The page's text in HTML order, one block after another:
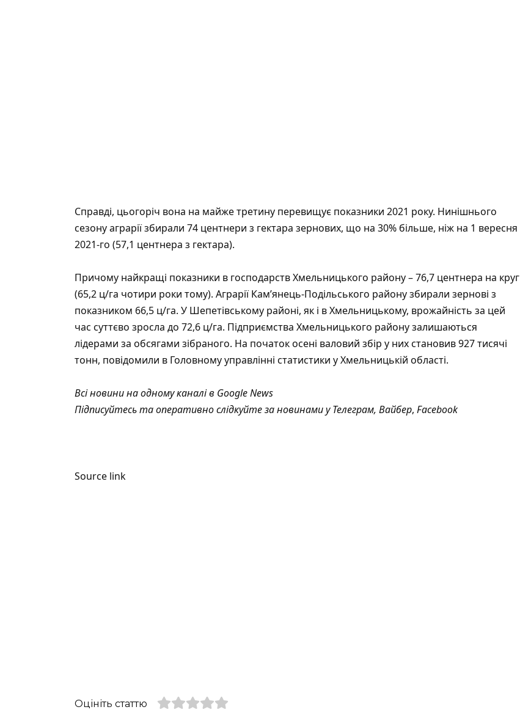
Справді, цьогоріч вона на майже третину перевищує показники 2021 року. Нинішнього
сезону аграрії збирали 74 центнери з гектара зернових, що на 30% більше, ніж на 1 вересня
2021-го (57,1 центнера з гектара).
Причому найкращі показники в господарств Хмельницького району – 76,7 центнера на круг
(65,2 ц/га чотири роки тому). Аграрії Кам’янець-Подільського району збирали зернові з
показником 66,5 ц/га. У Шепетівському районі, як і в Хмельницькому, врожайність за цей
час суттєво зросла до 72,6 ц/га. Підприємства Хмельницького району залишаються
лідерами за обсягами зібраного. На початок осені валовий збір у них становив 927 тисячі
тонн, повідомили в Головному управлінні статистики у Хмельницькій області.
Всі новини на одному каналі в Google News
Підписуйтесь та оперативно слідкуйте за новинами уТелеграм, Вайбер, Facebook
Source link
Оцініть статтю